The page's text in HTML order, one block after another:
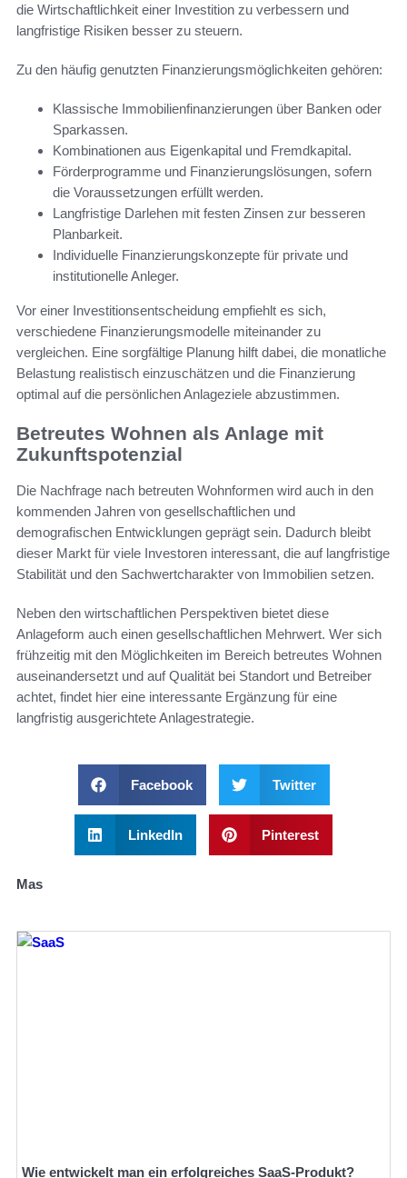
die Wirtschaftlichkeit einer Investition zu verbessern und
langfristige Risiken besser zu steuern.
Zu den häufig genutzten Finanzierungsmöglichkeiten gehören:
Klassische Immobilienfinanzierungen über Banken oder
Sparkassen.
Kombinationen aus Eigenkapital und Fremdkapital.
Förderprogramme und Finanzierungslösungen, sofern
die Voraussetzungen erfüllt werden.
Langfristige Darlehen mit festen Zinsen zur besseren
Planbarkeit.
Individuelle Finanzierungskonzepte für private und
institutionelle Anleger.
Vor einer Investitionsentscheidung empfiehlt es sich,
verschiedene Finanzierungsmodelle miteinander zu
vergleichen. Eine sorgfältige Planung hilft dabei, die monatliche
Belastung realistisch einzuschätzen und die Finanzierung
optimal auf die persönlichen Anlageziele abzustimmen.
Betreutes Wohnen als Anlage mit
Zukunftspotenzial
Die Nachfrage nach betreuten Wohnformen wird auch in den
kommenden Jahren von gesellschaftlichen und
demografischen Entwicklungen geprägt sein. Dadurch bleibt
dieser Markt für viele Investoren interessant, die auf langfristige
Stabilität und den Sachwertcharakter von Immobilien setzen.
Neben den wirtschaftlichen Perspektiven bietet diese
Anlageform auch einen gesellschaftlichen Mehrwert. Wer sich
frühzeitig mit den Möglichkeiten im Bereich betreutes Wohnen
auseinandersetzt und auf Qualität bei Standort und Betreiber
achtet, findet hier eine interessante Ergänzung für eine
langfristig ausgerichtete Anlagestrategie.
Facebook Twitter
LinkedIn Pinterest
Mas
Wie entwickelt man ein erfolgreiches SaaS-Produkt?